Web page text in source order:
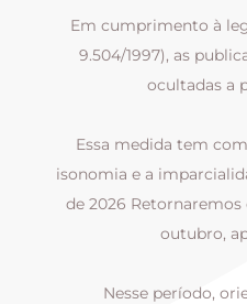
Em cumprimento à
9.504/1997), as
ocultadas a
Essa medida tem
isonomia e a
de 2026
outubro,
Nesse período,